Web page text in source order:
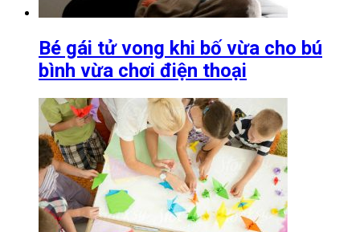
Bé gái tử vong khi bố vừa cho bú
bình vừa chơi điện thoại